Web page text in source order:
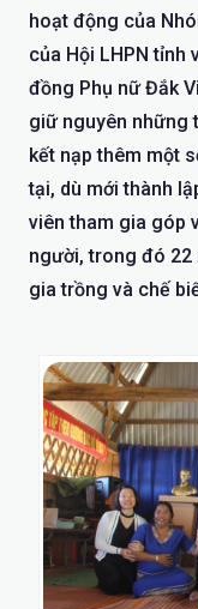
hoạt động của
của Hội LHPN tỉnh
đồng Phụ nữ Đắk
giữ nguyên những
kết nạp thêm một
tại, dù mới thành
viên tham gia góp
người, trong đó
gia trồng và chế